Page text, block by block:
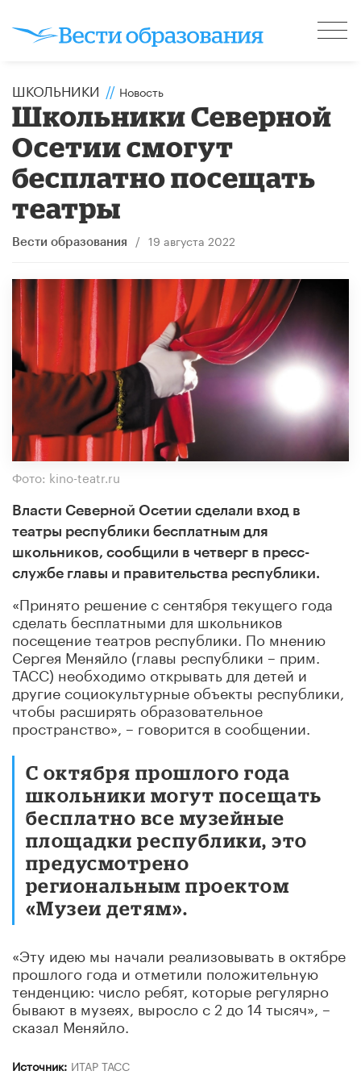
ШКОЛЬНИКИ // Новость
Школьники Северной
Осетии смогут
бесплатно посещать
театры
Вести образования / 19 августа 2022
Фото: kino-teatr.ru
Власти Северной Осетии сделали вход в
театры республики бесплатным для
школьников, сообщили в четверг в пресс-
службе главы и правительства республики.
«Принято решение с сентября текущего года
сделать бесплатными для школьников
посещение театров республики. По мнению
Сергея Меняйло (главы республики – прим.
ТАСС) необходимо открывать для детей и
другие социокультурные объекты республики,
чтобы расширять образовательное
пространство», – говорится в сообщении.
С октября прошлого года
школьники могут посещать
бесплатно все музейные
площадки республики, это
предусмотрено
региональным проектом
«Музеи детям».
«Эту идею мы начали реализовывать в октябре
прошлого года и отметили положительную
тенденцию: число ребят, которые регулярно
бывают в музеях, выросло с 2 до 14 тысяч», –
сказал Меняйло.
Источник: ИТАР ТАСС